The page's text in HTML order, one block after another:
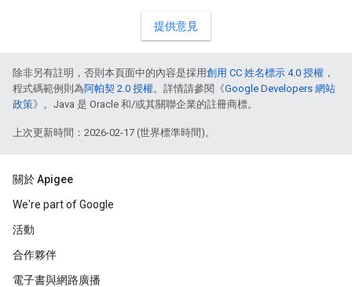
提供意見
除非另有註明，否則本頁面中的內容是採用創用 CC 姓名標示 4.0 授權 ，
程式碼範例則為阿帕契 2.0 授權。詳情請參閱《Google Developers 網站
政策》。Java 是 Oracle 和/或其關聯企業的註冊商標。
上次更新時間：2026-02-17 (世界標準時間)。
關於 Apigee
We're part of Google
活動
合作夥伴
電子書與網路廣播